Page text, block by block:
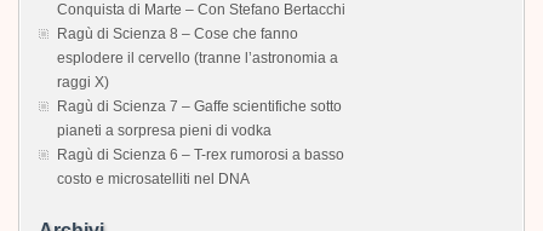
Conquista di Marte – Con Stefano Bertacchi
Ragù di Scienza 8 – Cose che fanno
esplodere il cervello (tranne l’astronomia a
raggi X)
Ragù di Scienza 7 – Gaffe scientifiche sotto
pianeti a sorpresa pieni di vodka
Ragù di Scienza 6 – T-rex rumorosi a basso
costo e microsatelliti nel DNA